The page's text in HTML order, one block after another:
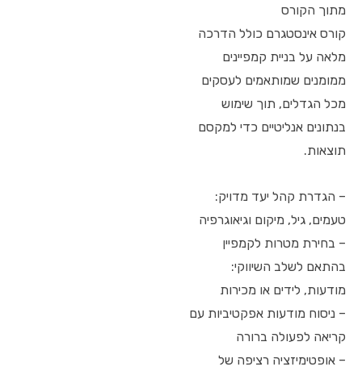
מתוך הקורס
קורס אינסטגרם כולל הדרכה
מלאה על בניית קמפיינים
ממומנים שמותאמים לעסקים
מכל הגדלים, תוך שימוש
בנתונים אנליטיים כדי למקסם
תוצאות.
– הגדרת קהל יעד מדויק:
טעמים, גיל, מיקום וגיאוגרפיה
– בחירת מטרות לקמפיין
בהתאם לשלב השיווקי:
מודעות, לידים או מכירות
– ניסוח מודעות אפקטיביות עם
קריאה לפעולה ברורה
– אופטימיזציה רציפה של